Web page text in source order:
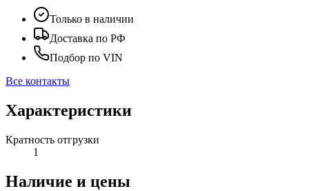
Только в наличии
Доставка по РФ
Подбор по VIN
Все контакты
Характеристики
Кратность отгрузки
1
Наличие и цены